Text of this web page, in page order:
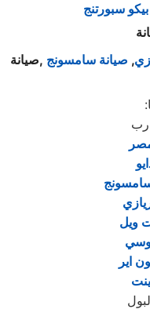
سبورتنج
, صيانة سامسونج ,صيانة
:
ويل
اير